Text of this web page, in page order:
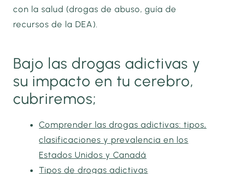
con la salud (drogas de abuso, guía de
recursos de la DEA).
Bajo las drogas adictivas y
su impacto en tu cerebro,
cubriremos;
Comprender las drogas adictivas: tipos,
clasificaciones y prevalencia en los
Estados Unidos y Canadá
Tipos de drogas adictivas